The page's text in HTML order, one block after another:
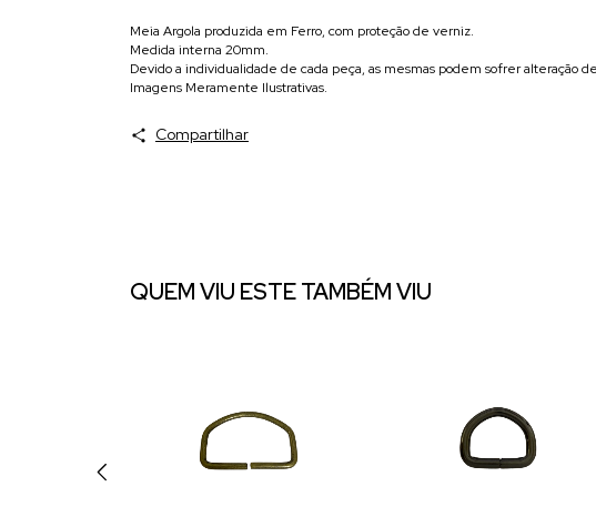
Meia Argola produzida em Ferro, com proteção de verniz.
Medida interna 20mm.
Devido a individualidade de cada peça, as mesmas podem sofrer alteração
Imagens Meramente Ilustrativas.
Compartilhar
QUEM VIU ESTE TAMBÉM VIU